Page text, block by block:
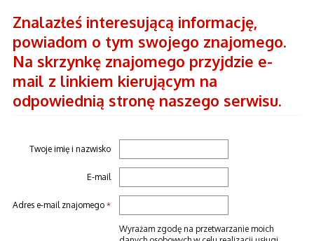
Znalazłeś interesującą informację,
powiadom o tym swojego znajomego.
Na skrzynkę znajomego przyjdzie e-
mail z linkiem kierującym na
odpowiednią stronę naszego serwisu.
Twoje imię i nazwisko
E-mail
Adres e-mail znajomego*
Wyrażam zgodę na przetwarzanie moich